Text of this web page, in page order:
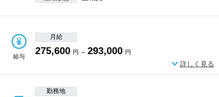
給与
月給
275,600 円 ～ 293,000 円
詳しく見る
勤務地